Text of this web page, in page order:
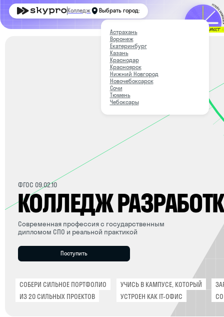
Астрахань
Воронеж
Екатеринбург
Казань
Краснодар
Красноярск
Нижний Новгород
Новочебоксарск
Тюмень
Чебоксары
Колледж Выбрать город:
Современная профессия с государственным
дипломом СПО и реальной практикой
КОЛЛЕДЖ РАЗРАБОТКИ
СОБЕРИ СИЛЬНОЕ ПОРТФОЛИО
СО ВТОРОГО
Поступить